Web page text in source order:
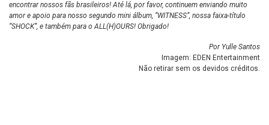
encontrar nossos fãs brasileiros! Até lá, por favor, continuem enviando muito
amor e apoio para nosso segundo mini álbum, “WITNESS”, nossa faixa-título
“SHOCK”, e também para o ALL(H)OURS! Obrigado!
Por Yulle Santos
Imagem: EDEN Entertainment
Não retirar sem os devidos créditos.